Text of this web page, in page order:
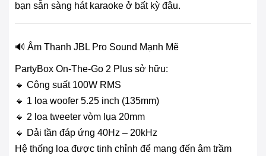
bạn sẵn sàng hát karaoke ở bất kỳ đâu.
🔊 Âm Thanh JBL Pro Sound Mạnh Mẽ
PartyBox On-The-Go 2 Plus sở hữu:
🔹 Công suất 100W RMS
🔹 1 loa woofer 5.25 inch (135mm)
🔹 2 loa tweeter vòm lụa 20mm
🔹 Dải tần đáp ứng 40Hz – 20kHz
Hệ thống loa được tinh chỉnh để mang đến âm trầm